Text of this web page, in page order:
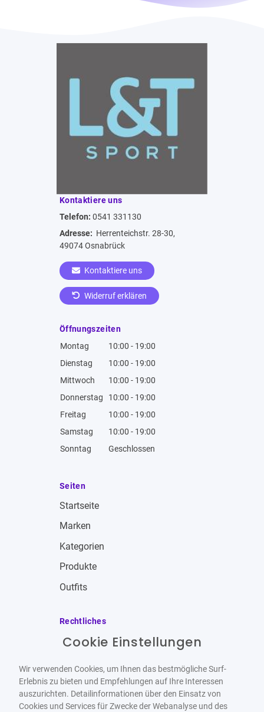
Kontaktiere uns
Telefon: 0541 331130
Adresse: Herrenteichstr. 28-30,
49074 Osnabrück
Kontaktiere uns
Widerruf erklären
Öffnungszeiten
Montag
10:00 - 19:00
Dienstag
10:00 - 19:00
Mittwoch
10:00 - 19:00
Donnerstag
10:00 - 19:00
Freitag
10:00 - 19:00
Samstag
10:00 - 19:00
Sonntag
Geschlossen
Seiten
Startseite
Marken
Kategorien
Produkte
Outfits
Rechtliches
Impressum
Datenschutzbestimmungen
Widerrufsbelehrung
Cookie Einstellungen
Wir verwenden Cookies, um Ihnen das bestmögliche Surf-
Erlebnis zu bieten und Empfehlungen auf Ihre Interessen
auszurichten. Detailinformationen über den Einsatz von
Cookies und Services für Zwecke der Webanalyse und des